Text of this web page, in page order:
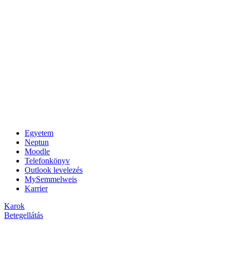
Egyetem
Neptun
Moodle
Telefonkönyv
Outlook levelezés
MySemmelweis
Karrier
Karok
Betegellátás